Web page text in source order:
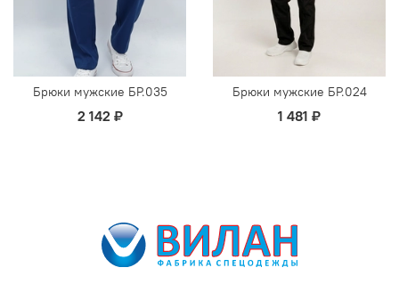
Брюки мужские БР.035
2 142 ₽
Брюки мужские БР.024
1 481 ₽